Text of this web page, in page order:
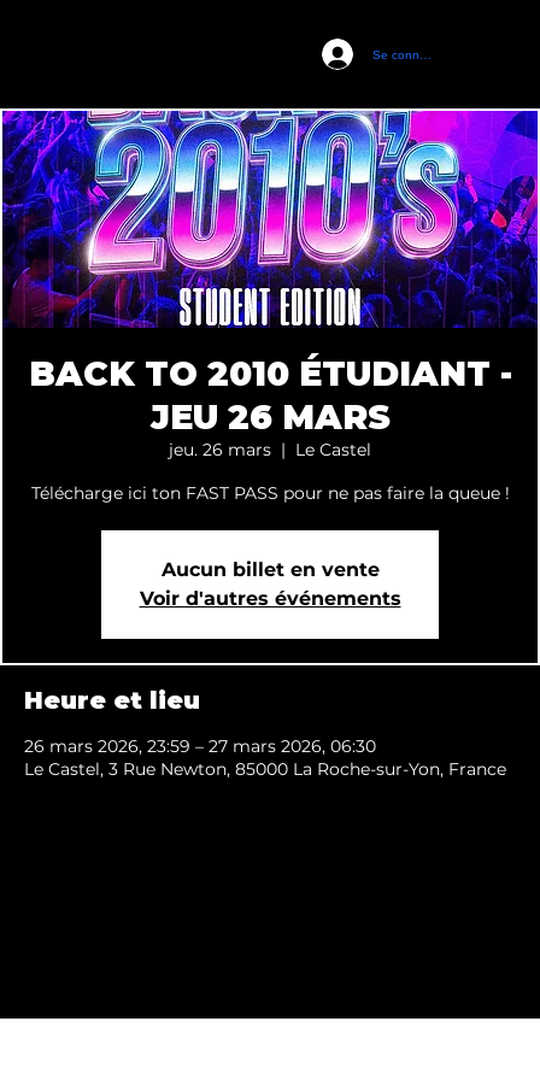
Se connecter
BACK TO 2010 ÉTUDIANT -
JEU 26 MARS
jeu. 26 mars
  |
Le Castel
Télécharge ici ton FAST PASS pour ne pas faire la queue !
Aucun billet en vente
Voir d'autres événements
Heure et lieu
26 mars 2026, 23:59 – 27 mars 2026, 06:30
Le Castel, 3 Rue Newton, 85000 La Roche-sur-Yon, France